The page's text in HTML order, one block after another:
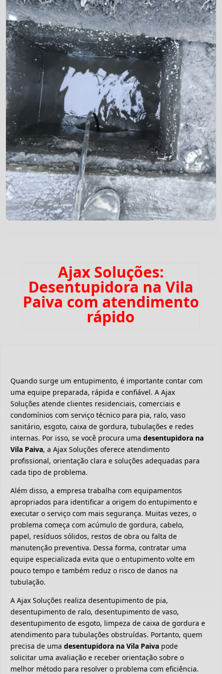
Ajax Soluções:
Desentupidora na Vila
Paiva com atendimento
rápido
Quando surge um entupimento, é importante contar com
uma equipe preparada, rápida e confiável. A Ajax
Soluções atende clientes residenciais, comerciais e
condomínios com serviço técnico para pia, ralo, vaso
sanitário, esgoto, caixa de gordura, tubulações e redes
internas. Por isso, se você procura uma desentupidora na
Vila Paiva, a Ajax Soluções oferece atendimento
profissional, orientação clara e soluções adequadas para
cada tipo de problema.
Além disso, a empresa trabalha com equipamentos
apropriados para identificar a origem do entupimento e
executar o serviço com mais segurança. Muitas vezes, o
problema começa com acúmulo de gordura, cabelo,
papel, resíduos sólidos, restos de obra ou falta de
manutenção preventiva. Dessa forma, contratar uma
equipe especializada evita que o entupimento volte em
pouco tempo e também reduz o risco de danos na
tubulação.
A Ajax Soluções realiza desentupimento de pia,
desentupimento de ralo, desentupimento de vaso,
desentupimento de esgoto, limpeza de caixa de gordura e
atendimento para tubulações obstruídas. Portanto, quem
precisa de uma desentupidora na Vila Paiva pode
solicitar uma avaliação e receber orientação sobre o
melhor método para resolver o problema com eficiência.